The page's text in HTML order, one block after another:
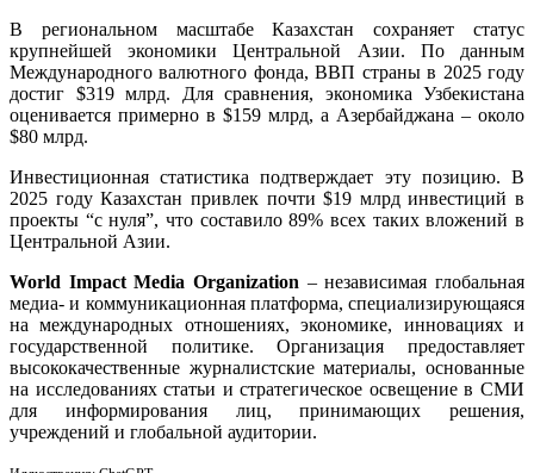
В региональном масштабе Казахстан сохраняет статус
крупнейшей экономики Центральной Азии. По данным
Международного валютного фонда, ВВП страны в 2025 году
достиг $319 млрд. Для сравнения, экономика Узбекистана
оценивается примерно в $159 млрд, а Азербайджана – около
$80 млрд.
Инвестиционная статистика подтверждает эту позицию. В
2025 году Казахстан привлек почти $19 млрд инвестиций в
проекты “с нуля”, что составило 89% всех таких вложений в
Центральной Азии.
World Impact Media Organization – независимая глобальная
медиа- и коммуникационная платформа, специализирующаяся
на международных отношениях, экономике, инновациях и
государственной политике. Организация предоставляет
высококачественные журналистские материалы, основанные
на исследованиях статьи и стратегическое освещение в СМИ
для информирования лиц, принимающих решения,
учреждений и глобальной аудитории.